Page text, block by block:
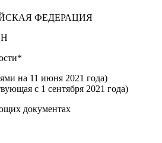
ФЕДЕРАЦИЯ
на 11 июня 2021 года)
с 1 сентября 2021 года)
документах